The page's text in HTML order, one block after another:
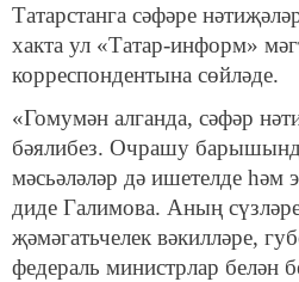
Татарстанга сәфәре
хакта ул «Татар-информ»
корреспондентына сөйләде.
«Гомумән алганда, сәфәр
бәялибез. Очрашу
мәсьәләләр дә ишетелде һәм
диде Галимова. Аның
җәмәгатьчелек вәкилләре,
федераль министрлар белән